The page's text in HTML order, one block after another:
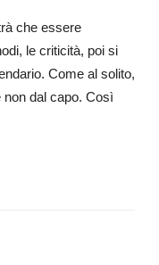
che essere
le criticità, poi si
Come al solito,
non dal capo. Così